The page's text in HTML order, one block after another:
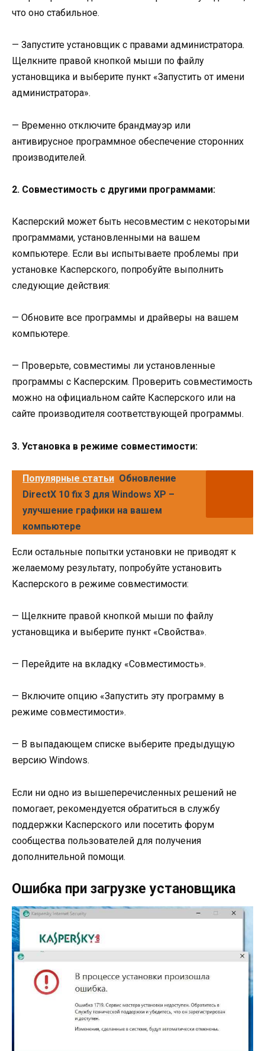
что оно стабильное.
— Запустите установщик с правами администратора.
Щелкните правой кнопкой мыши по файлу
установщика и выберите пункт «Запустить от имени
администратора».
— Временно отключите брандмауэр или
антивирусное программное обеспечение сторонних
производителей.
2. Совместимость с другими программами:
Касперский может быть несовместим с некоторыми
программами, установленными на вашем
компьютере. Если вы испытываете проблемы при
установке Касперского, попробуйте выполнить
следующие действия:
— Обновите все программы и драйверы на вашем
компьютере.
— Проверьте, совместимы ли установленные
программы с Касперским. Проверить совместимость
можно на официальном сайте Касперского или на
сайте производителя соответствующей программы.
3. Установка в режиме совместимости:
Популярные статьи Обновление
DirectX 10 fix 3 для Windows XP –
улучшение графики на вашем
компьютере
Если остальные попытки установки не приводят к
желаемому результату, попробуйте установить
Касперского в режиме совместимости:
— Щелкните правой кнопкой мыши по файлу
установщика и выберите пункт «Свойства».
— Перейдите на вкладку «Совместимость».
— Включите опцию «Запустить эту программу в
режиме совместимости».
— В выпадающем списке выберите предыдущую
версию Windows.
Если ни одно из вышеперечисленных решений не
помогает, рекомендуется обратиться в службу
поддержки Касперского или посетить форум
сообщества пользователей для получения
дополнительной помощи.
Ошибка при загрузке установщика